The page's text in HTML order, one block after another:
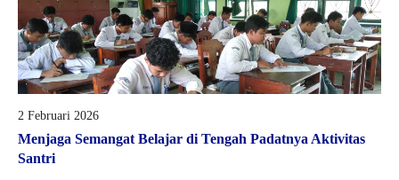
2 Februari 2026
Menjaga Semangat Belajar di Tengah Padatnya Aktivitas
Santri